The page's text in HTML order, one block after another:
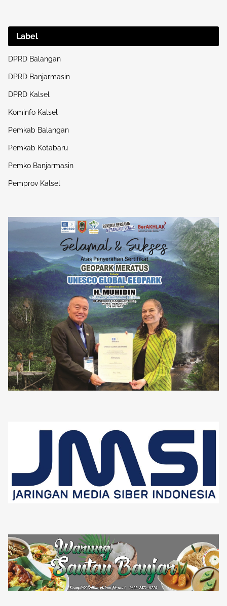
Label
DPRD Balangan
DPRD Banjarmasin
DPRD Kalsel
Kominfo Kalsel
Pemkab Balangan
Pemkab Kotabaru
Pemko Banjarmasin
Pemprov Kalsel